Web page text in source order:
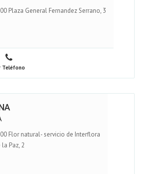
Plaza General Fernandez Serrano, 3
Teléfono
Flor natural- servicio de Interflora
la Paz, 2